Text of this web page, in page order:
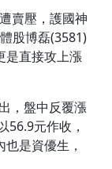
賣壓，護國神
股博磊(3581)
是直接攻上漲
，盤中反覆漲
56.9元作收，
是資優生，